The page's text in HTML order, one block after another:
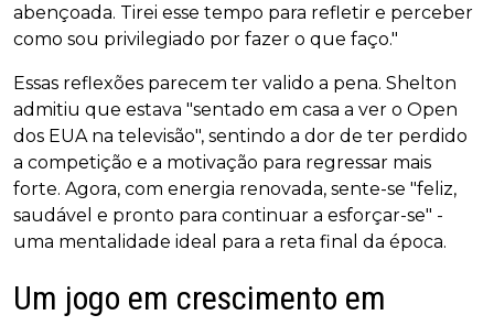
abençoada. Tirei esse tempo para refletir e perceber
como sou privilegiado por fazer o que faço."
Essas reflexões parecem ter valido a pena. Shelton
admitiu que estava "sentado em casa a ver o Open
dos EUA na televisão", sentindo a dor de ter perdido
a competição e a motivação para regressar mais
forte. Agora, com energia renovada, sente-se "feliz,
saudável e pronto para continuar a esforçar-se" -
uma mentalidade ideal para a reta final da época.
Um jogo em crescimento em